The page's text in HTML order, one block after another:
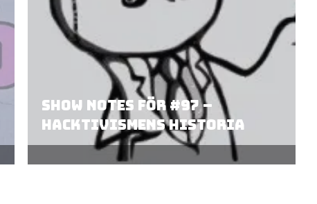
Show Notes för #97 –
Hacktivismens historia